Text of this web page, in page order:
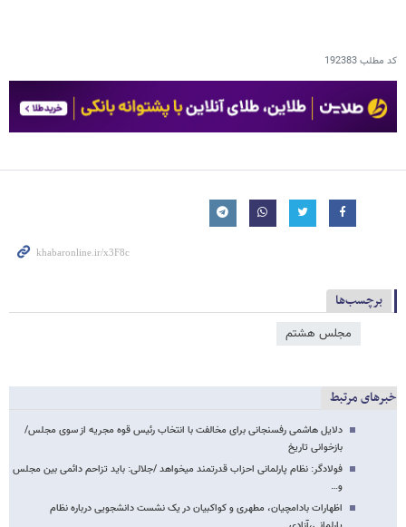
کد مطلب192383
برچسب‌ها
مجلس هشتم
خبرهای مرتبط
دلایل هاشمی رفسنجانی برای مخالفت با انتخاب رئیس قوه مجریه از سوی مجلس/
بازخوانی تاریخ
فولادگر: نظام پارلمانی احزاب قدرتمند می​خواهد /جلالی: باید تزاحم دائمی بین مجلس
و…
اظهارات بادامچیان، مطهری و کواکبیان در یک نشست دانشجویی درباره نظام